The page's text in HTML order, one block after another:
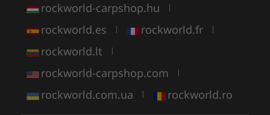
rockworld-carpshop.hu |
rockworld.es | rockworld.fr |
rockworld.lt |
rockworld-carpshop.com |
rockworld.com.ua | rockworld.ro